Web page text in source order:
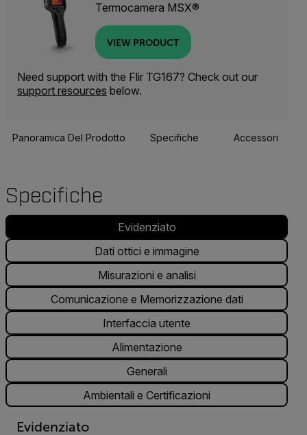
Termocamera MSX®
VIEW PRODUCT
Need support with the Flir TG167? Check out our
support resources below.
Panoramica Del Prodotto Specifiche Accessori
Specifiche
Evidenziato
Dati ottici e immagine
Misurazioni e analisi
Comunicazione e Memorizzazione dati
Interfaccia utente
Alimentazione
Generali
Ambientali e Certificazioni
Evidenziato